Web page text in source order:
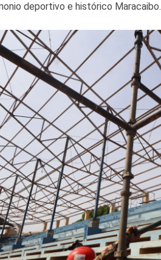
deportivo e histórico Maracaibo.